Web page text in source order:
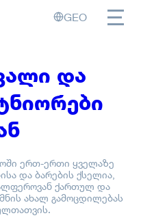
GEO
და
ერთ-ერთი ყველაზე
და ბარების ქსელია,
ქართულ და
ახალ გამოცდილებას